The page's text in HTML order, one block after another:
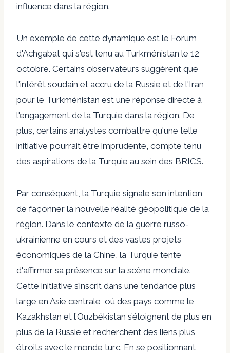
influence dans la région.
Un exemple de cette dynamique est le Forum
d'Achgabat qui s'est tenu au Turkménistan le 12
octobre. Certains observateurs suggèrent que
l'intérêt soudain et accru de la Russie et de l'Iran
pour le Turkménistan est une réponse directe à
l'engagement de la Turquie dans la région. De
plus, certains analystes combattre qu'une telle
initiative pourrait être imprudente, compte tenu
des aspirations de la Turquie au sein des BRICS.
Par conséquent, la Turquie signale son intention
de façonner la nouvelle réalité géopolitique de la
région. Dans le contexte de la guerre russo-
ukrainienne en cours et des vastes projets
économiques de la Chine, la Turquie tente
d'affirmer sa présence sur la scène mondiale.
Cette initiative s’inscrit dans une tendance plus
large en Asie centrale, où des pays comme le
Kazakhstan et l’Ouzbékistan s’éloignent de plus en
plus de la Russie et recherchent des liens plus
étroits avec le monde turc. En se positionnant